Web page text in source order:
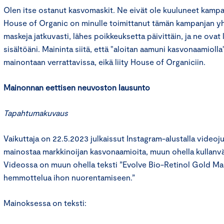
Olen itse ostanut kasvomaskit. Ne eivät ole kuuluneet
House of Organic on minulle toimittanut tämän kampanjan
maskeja jatkuvasti, lähes poikkeuksetta päivittäin, ja ne
sisältöäni. Maininta siitä, että "aloitan aamuni
mainontaan verrattavissa, eikä liity House of Organiciin.
Mainonnan eettisen neuvoston lausunto
Tapahtumakuvaus
Vaikuttaja on 22.5.2023 julkaissut Instagram-alustalla
mainostaa markkinoijan kasvonaamioita, muun ohella
Videossa on muun ohella teksti ”Evolve Bio-Retinol Gold
hemmottelua ihon nuorentamiseen.”
Mainoksessa on teksti: